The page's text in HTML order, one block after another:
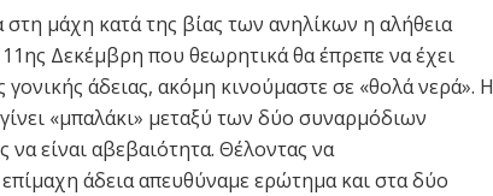
μάχη κατά της βίας των ανηλίκων η αλήθεια
Δεκέμβρη που θεωρητικά θα έπρεπε να έχει
άδειας, ακόμη κινούμαστε σε «θολά νερά». Η
«μπαλάκι» μεταξύ των δύο συναρμόδιων
είναι αβεβαιότητα. Θέλοντας να
άδεια απευθύναμε ερώτημα και στα δύο